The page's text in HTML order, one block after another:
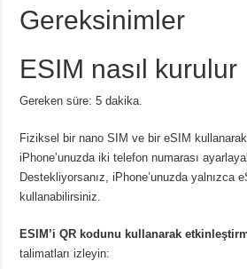
Gereksinimler
ESIM nasıl kurulur
Gereken süre: 5 dakika.
Fiziksel bir nano SIM ve bir eSIM
iPhone’unuzda iki telefon numarası
Destekliyorsanız, iPhone’unuzda yalnızca
kullanabilirsiniz.
ESIM’i QR kodunu kullanarak
talimatları izleyin: